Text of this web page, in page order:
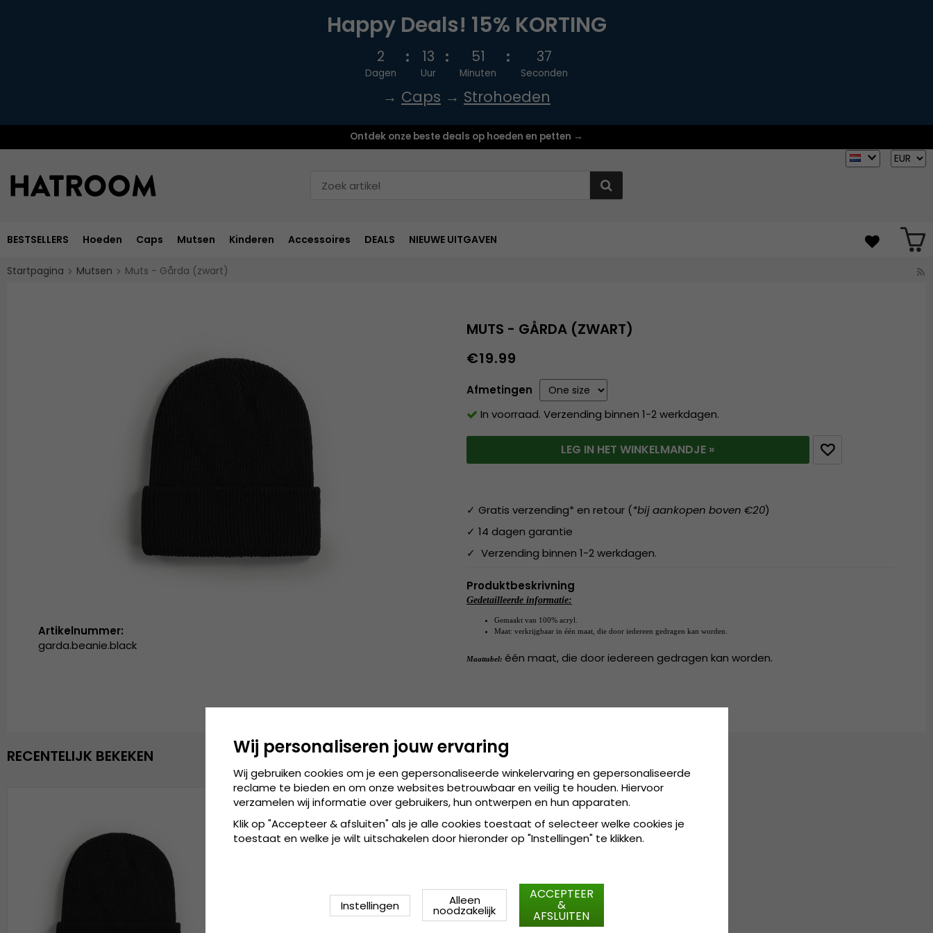
Happy Deals! 15% KORTING
2
Dagen
13
Uur
51
Minuten
36
Seconden
→ Caps → Strohoeden
Ontdek onze beste deals op hoeden en petten →
BESTSELLERS Hoeden Caps Mutsen Kinderen Accessoires DEALS NIEUWE UITGAVEN
Startpagina Mutsen Muts - Gårda (zwart)
MUTS - GÅRDA (ZWART)
€19.99
Afmetingen
In voorraad. Verzending binnen 1-2 werkdagen.
LEG IN HET WINKELMANDJE »
✓ Gratis verzending* en retour (*bij aankopen boven €20)
✓ 14 dagen garantie
✓ Verzending binnen 1-2 werkdagen.
Produktbeskrivning
Gedetailleerde informatie:
Gemaakt van 100% acryl.
Maat: verkrijgbaar in één maat, die door iedereen gedragen kan worden.
Maattabel: één maat, die door iedereen gedragen kan worden.
Artikelnummer:
garda.beanie.black
RECENTELIJK BEKEKEN Wij personaliseren jouw ervaring
Wij gebruiken cookies om je een gepersonaliseerde winkelervaring en gepersonaliseerde
reclame te bieden en om onze websites betrouwbaar en veilig te houden. Hiervoor
verzamelen wij informatie over gebruikers, hun ontwerpen en hun apparaten.
Klik op "Accepteer & afsluiten" als je alle cookies toestaat of selecteer welke cookies je
toestaat en welke je wilt uitschakelen door hieronder op "Instellingen" te klikken.
Instellingen Alleen
noodzakelijk
ACCEPTEER
&
AFSLUITEN